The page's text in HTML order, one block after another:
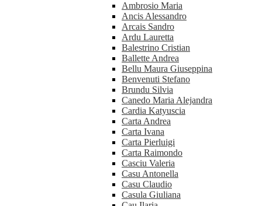
Ambrosio Maria
Ancis Alessandro
Arcais Sandro
Ardu Lauretta
Balestrino Cristian
Ballette Andrea
Bellu Maura Giuseppina
Benvenuti Stefano
Brundu Silvia
Canedo Maria Alejandra
Cardia Katyuscia
Carta Andrea
Carta Ivana
Carta Pierluigi
Carta Raimondo
Casciu Valeria
Casu Antonella
Casu Claudio
Casula Giuliana